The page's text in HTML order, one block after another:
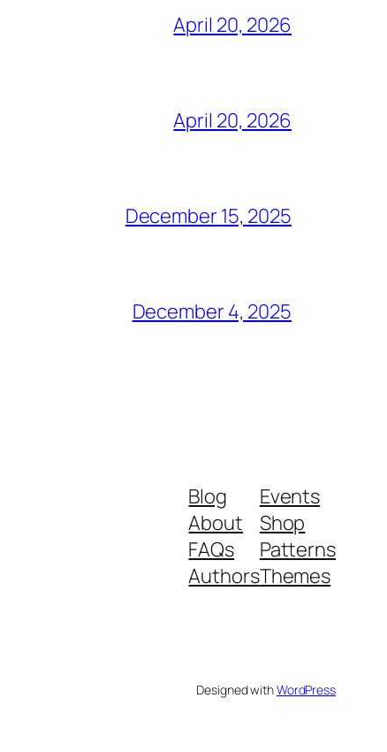
April 20, 2026
April 20, 2026
December 15, 2025
December 4, 2025
Blog
About
FAQs
Authors
Events
Shop
Patterns
Themes
Designed withWordPress